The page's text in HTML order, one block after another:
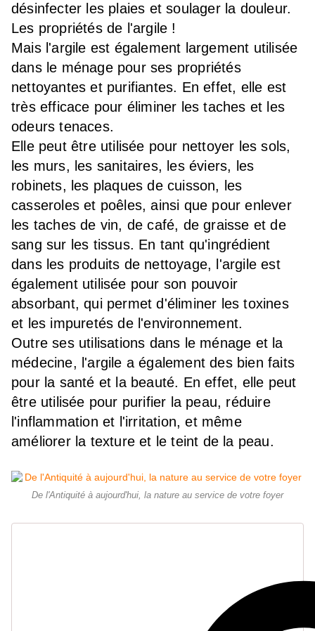
désinfecter les plaies et soulager la douleur.
Les propriétés de l'argile !
Mais l'argile est également largement utilisée
dans le ménage pour ses propriétés
nettoyantes et purifiantes. En effet, elle est
très efficace pour éliminer les taches et les
odeurs tenaces.
Elle peut être utilisée pour nettoyer les sols,
les murs, les sanitaires, les éviers, les
robinets, les plaques de cuisson, les
casseroles et poêles, ainsi que pour enlever
les taches de vin, de café, de graisse et de
sang sur les tissus. En tant qu'ingrédient
dans les produits de nettoyage, l'argile est
également utilisée pour son pouvoir
absorbant, qui permet d'éliminer les toxines
et les impuretés de l'environnement.
Outre ses utilisations dans le ménage et la
médecine, l'argile a également des bien faits
pour la santé et la beauté. En effet, elle peut
être utilisée pour purifier la peau, réduire
l'inflammation et l'irritation, et même
améliorer la texture et le teint de la peau.
De l'Antiquité à aujourd'hui, la nature au service de votre foyer